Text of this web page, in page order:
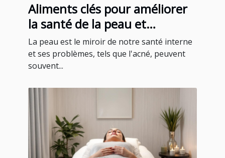
Aliments clés pour améliorer
la santé de la peau et
combattre l'acné
La peau est le miroir de notre santé interne
et ses problèmes, tels que l'acné, peuvent
souvent...